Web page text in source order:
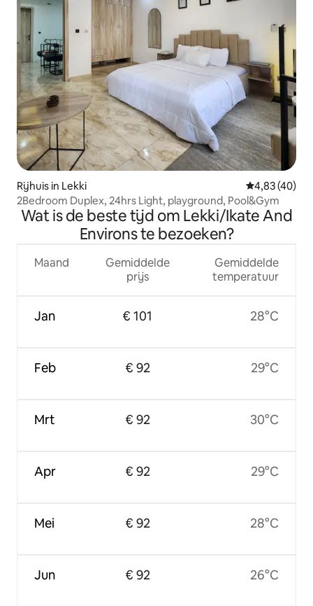
Rijhuis in Lekki Gemiddelde
4,83 (40)
2Bedroom Duplex, 24hrs Light, playground, Pool&Gym
Wat is de beste tijd om Lekki/Ikate And
Environs te bezoeken?
Maand
Jan
Feb
Mrt
Apr
Mei
Jun
Gemiddelde
prijs
€ 101
€ 92
€ 92
€ 92
€ 92
€ 92
Gemiddelde
temperatuur
28°C
29°C
30°C
29°C
28°C
26°C